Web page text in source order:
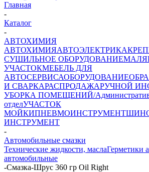
Главная
-
Каталог
-
АВТОХИМИЯ
АВТОХИМИЯАВТОЭЛЕКТРИКА
СУШИЛЬНОЕ ОБОРУДОВАНИЕ
УЧАСТОКМЕБЕЛЬ ДЛЯ
АВТОСЕРВИСАОБОРУДОВАНИЕ
И СВАРКАРАСПРОДАЖАРУЧНОЙ
УБОРКА ПОМЕЩЕНИЙ/
отделУЧАСТОК
МОЙКИПНЕВМОИНСТРУМЕНТ
ИНСТРУМЕНТ
-
Автомобильные смазки
Технические жидкости, маслаГерметики
автомобильные
-Смазка-Шрус 360 гр Oil Right